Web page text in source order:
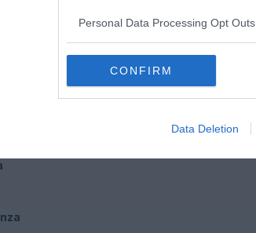
Personal Data Processing Opt Outs
CONFIRM
Data Deletion
mattino